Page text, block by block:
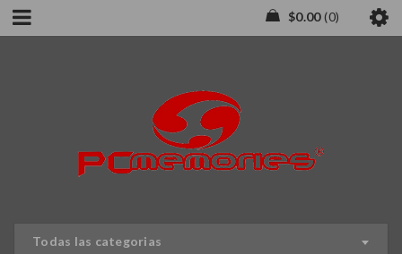
$0.00 0
Todas las categorias